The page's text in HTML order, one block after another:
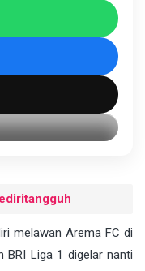
melawan Arema FC di
BRI Liga 1 digelar nanti